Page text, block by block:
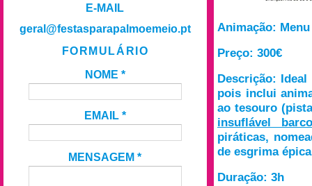
E-MAIL
geral@festasparapalmoemeio.pt
FORMULÁRIO
NOME *
EMAIL *
MENSAGEM*
Animação:
Preço: 300€
Descrição:
pois inclui
ao tesouro
insuflável
piráticas,
de esgrima
Duração: 3h